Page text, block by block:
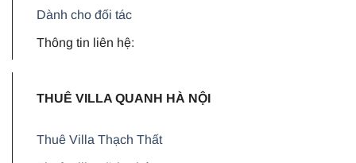
Dành cho đối tác
Thông tin liên hệ:
THUÊ VILLA QUANH HÀ NỘI
Thuê Villa Thạch Thất